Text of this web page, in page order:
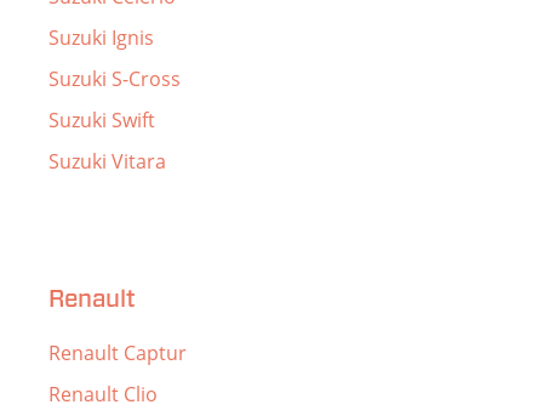
Suzuki Ignis
Suzuki S-Cross
Suzuki Swift
Suzuki Vitara
Renault
Renault Captur
Renault Clio